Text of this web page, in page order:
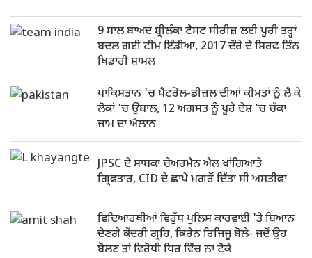
9 ਸਾਲ ਬਾਅਦ ਸ਼੍ਰੀਲੰਕਾ ਟੈਸਟ ਸੀਰੀਜ਼ ਲਈ ਪੂਰੀ ਤਰ੍ਹਾਂ
ਬਦਲ ਗਈ ਟੀਮ ਇੰਡੀਆ, 2017 ਦੌਰੇ ਦੇ ਸਿਰਫ ਤਿੰਨ
ਖਿਡਾਰੀ ਸ਼ਾਮਲ
ਪਾਕਿਸਤਾਨ 'ਚ ਪੈਟਰੋਲ-ਡੀਜ਼ਲ ਦੀਆਂ ਕੀਮਤਾਂ ਨੂੰ ਲੈ ਕੇ
ਲੋਕਾਂ 'ਚ ਉਬਾਲ, 12 ਅਗਸਤ ਨੂੰ ਪੂਰੇ ਦੇਸ਼ 'ਚ ਚੱਕਾ
ਜਾਮ ਦਾ ਐਲਾਨ
JPSC ਦੇ ਸਾਬਕਾ ਚੇਅਰਮੈਨ ਐਲ ਖਾਂਗਿਆਤੇ
ਗ੍ਰਿਫਤਾਰ, CID ਦੇ ਛਾਪੇ ਮਗਰੋਂ ਦਿੱਤਾ ਸੀ ਅਸਤੀਫਾ
ਵਿਦਿਆਰਥੀਆਂ ਵਿਰੁੱਧ ਪੁਲਿਸ ਕਾਰਵਾਈ 'ਤੇ ਬਿਆਨ
ਦੇਣਗੇ ਕੇਂਦਰੀ ਗ੍ਰਹਿ, ਕਿਰੇਨ ਰਿਜਿਜੂ ਬੋਲੇ- ਜਦੋਂ ਉਹ
ਬੋਲਣ ਤਾਂ ਵਿਰੋਧੀ ਧਿਰ ਵਿੱਚ ਨਾ ਟੋਕੇ